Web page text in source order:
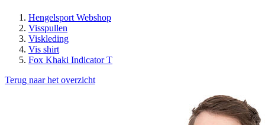
Hengelsport Webshop
Visspullen
Viskleding
Vis shirt
Fox Khaki Indicator T
Terug naar het overzicht